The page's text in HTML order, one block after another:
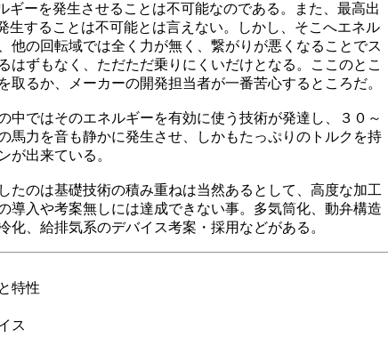
ギーを発生させることは不可能なのである。また、最高出
生することは不可能とは言えない。しかし、そこへエネル
他の回転域では全く力が無く、繋がりが悪くなることでス
はずもなく、ただただ乗りにくいだけとなる。ここのとこ
取るか、メーカーの開発担当者が一番苦心するところだ。
中ではそのエネルギーを有効に使う技術が発達し、３０～
馬力を音も静かに発生させ、しかもたっぷりのトルクを持
が出来ている。
たのは基礎技術の積み重ねは当然あるとして、高度な加工
導入や考案無しには達成できない事。多気筒化、動弁構造
化、給排気系のデバイス考案・採用などがある。
特性
ス